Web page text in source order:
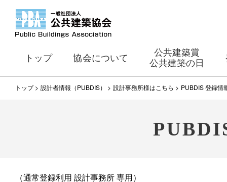
トップ 協会について
公共建築賞
公共建築の日
トップ 設計者情報（PUBDIS） 設計事務所様はこちら PUBDIS 登録情
（通常登録利用 設計事務所 専用）